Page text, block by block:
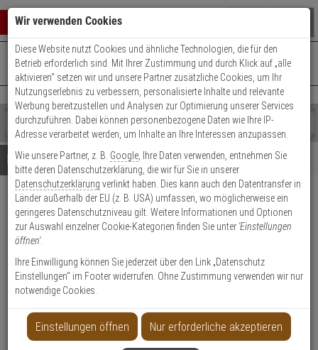
0 ARTIKEL IM WARENKORB
Ihr Warenkorb ist momentan leer.
Ergebnisse ()
Fertig
Shop
durchsuchen
Bitte
geben
Sie
mindestens
Zeichen
ein,
um
Suche
Es
wurde
noch
Kategorien
Suche
gestartet
+49 (0)821 899 493-0Mo. - Do.: 8:00 - 16:30 | Fr.: 8:00 - 14:00 Uhr
Kontaktservice nutzen
Details Beratung
Satel ARU-200 Repeater für
Funksignale
Produktmerkmale
Datenblatt drucken
Produktinformationen
Repeater
Wir verwenden Cookies
Diese Website nutzt Cookies und ähnliche Technologien, die für den
Betrieb erforderlich sind. Mit Ihrer Zustimmung und durch Klick auf „alle
aktivieren“ setzen wir und unsere Partner zusätzliche Cookies, um Ihr
Nutzungserlebnis zu verbessern, personalisierte Inhalte und relevante
Werbung bereitzustellen und Analysen zur Optimierung unserer Services
durchzuführen. Dabei können personenbezogene Daten wie Ihre IP-
Adresse verarbeitet werden, um Inhalte an Ihre Interessen anzupassen.
Wie unsere Partner, z. B. Google , Ihre Daten verwenden, entnehmen Sie
bitte deren Datenschutzerklärung, die wir für Sie in unserer
Datenschutzerklärung verlinkt haben. Dies kann auch den Datentransfer in
Länder außerhalb der EU (z. B. USA) umfassen, wo möglicherweise ein
geringeres Datenschutzniveau gilt. Weitere Informationen und Optionen
zur Auswahl einzelner Cookie-Kategorien finden Sie unter 'Einstellungen
öffnen'.
Ihre Einwilligung können Sie jederzeit über den Link „Datenschutz
Einstellungen“ im Footer widerrufen. Ohne Zustimmung verwenden wir nur
notwendige Cookies.
Einstellungen öffnen Nur erforderliche akzeptieren